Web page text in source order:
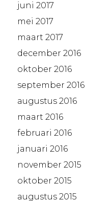
juni 2017
mei 2017
maart 2017
december 2016
oktober 2016
september 2016
augustus 2016
maart 2016
februari 2016
januari 2016
november 2015
oktober 2015
augustus 2015